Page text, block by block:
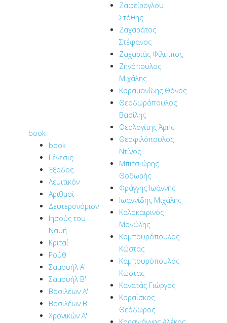
book
book
Γένεσις
Έξοδος
Λευιτικόν
Αριθμοί
Δευτερονόμιον
Ιησούς του
Ναυή
Κριταί
Ρούθ
Σαμουήλ Α'
Σαμουήλ Β'
Βασιλέων Α'
Βασιλέων Β'
Χρονικών Α'
Ζαφείρογλου
Στάθης
Ζαχαράτος
Στέφανος
Ζαχαριάς Φίλιππος
Ζηνόπουλος
Μιχάλης
Καραμανίδης Θάνος
Θεοδωρόπουλος
Βασίλης
Θεολογίτης Άρης
Θεοφιλόπουλος
Ντίνος
Μπιτσιώρης
Θοδωρής
Φράγγης Ιωάννης
Ιωαννίδης Μιχάλης
Καλοκαιρινός
Μανώλης
Καμπουρόπουλος
Κώστας
Καμπουρόπουλος
Κώστας
Κανατάς Γιώργος
Καραΐσκος
Θεόδωρος